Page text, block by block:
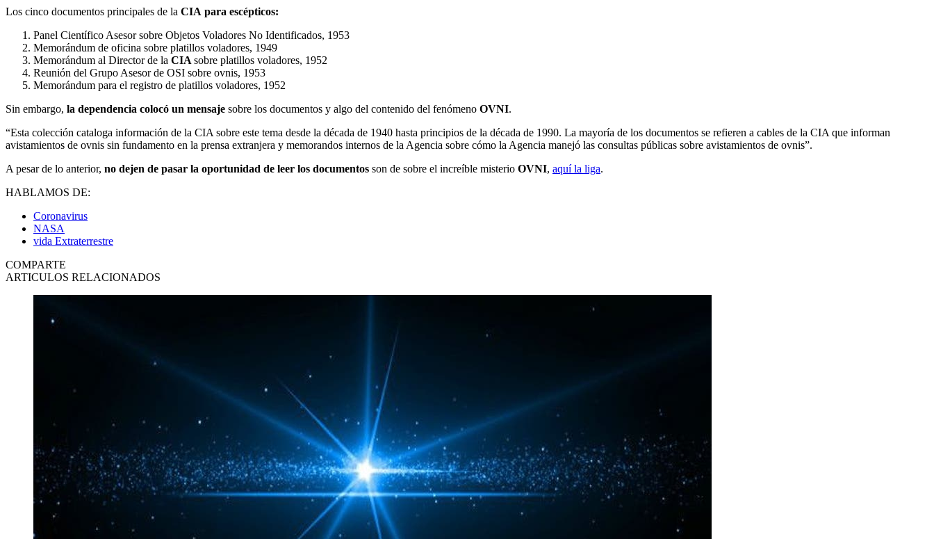
Los cinco documentos principales de la CIA para escépticos:
Panel Científico Asesor sobre Objetos Voladores No Identificados, 1953
Memorándum de oficina sobre platillos voladores, 1949
Memorándum al Director de la CIA sobre platillos voladores, 1952
Reunión del Grupo Asesor de OSI sobre ovnis, 1953
Memorándum para el registro de platillos voladores, 1952
Sin embargo, la dependencia colocó un mensaje sobre los documentos y algo del contenido del fenómeno OVNI.
“Esta colección cataloga información de la CIA sobre este tema desde la década de 1940 hasta principios de la década de 1990. La mayoría de los documentos se refieren a cables de la CIA que informan
avistamientos de ovnis sin fundamento en la prensa extranjera y memorandos internos de la Agencia sobre cómo la Agencia manejó las consultas públicas sobre avistamientos de ovnis”.
A pesar de lo anterior, no dejen de pasar la oportunidad de leer los documentos son de sobre el increíble misterio OVNI, aquí la liga.
HABLAMOS DE:
Coronavirus
NASA
vida Extraterrestre
COMPARTE
ARTICULOS RELACIONADOS